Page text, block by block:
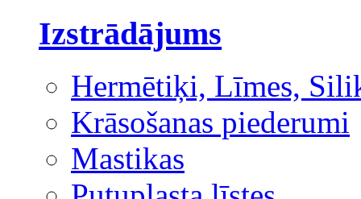
Izstrādājums
Hermētiķi, Līmes,
Krāsošanas piederumi
Mastikas